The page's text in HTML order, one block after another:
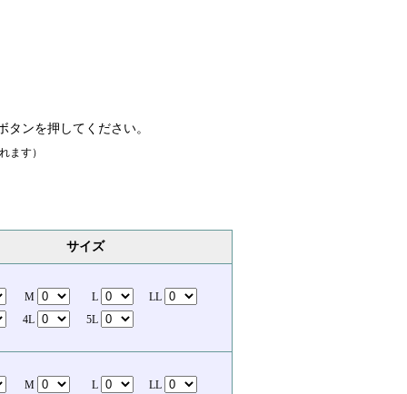
ンを押してください。
ます）
サイズ
M L
LL
4L 5L
M L
LL